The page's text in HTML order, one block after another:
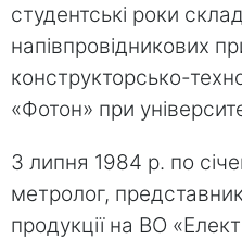
студентські роки
напівпровідникових
конструкторсько-
«Фотон» при
З липня 1984 р. по
метролог,
продукції на ВО